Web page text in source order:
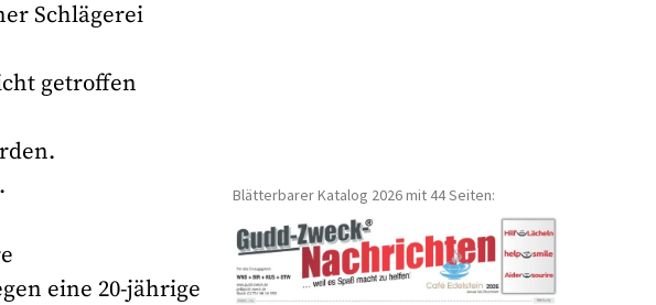
Schlägerei
getroffen
eine 20-jährige
Blätterbarer Katalog 2026 mit 44 Seiten: